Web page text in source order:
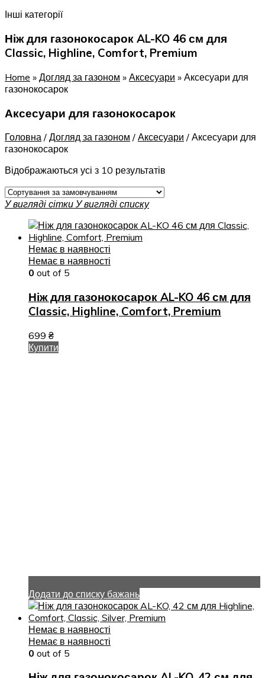
Інші категорії
Ніж для газонокосарок AL-KO 46 см для
Classic, Highline, Comfort, Premium
Home » Догляд за газоном » Аксесуари » Аксесуари для
газонокосарок
Аксесуари для газонокосарок
Головна / Догляд за газоном / Аксесуари / Аксесуари для
газонокосарок
Відображаються усі з 10 результатів
У вигляді сітки У вигляді списку
Немає в наявності
Немає в наявності
0 out of 5
Ніж для газонокосарок AL-KO 46 см для
Classic, Highline, Comfort, Premium
699 ₴
Купити
Додати до списку бажань
Немає в наявності
Немає в наявності
0 out of 5